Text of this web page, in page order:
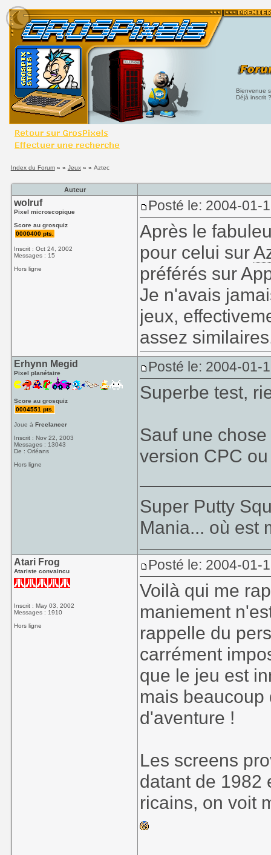
Bienvenue
Déjà inscrit
Index du Forum» » Jeux» » Aztec
Auteur
wolruf
Pixel microscopique
Score au grosquiz
0000400 pts.
Inscrit : Oct 24, 2002
Messages : 15
Hors ligne
Posté le: 2004-01-
Après le
pour celui sur
préférés sur
Je n'avais
jeux,
assez
Erhynn Megid
Pixel planétaire
Score au grosquiz
0004551 pts.
Joue àFreelancer
Inscrit : Nov 22, 2003
Messages : 13043
De : Orléans
Hors ligne
Posté le: 2004-01-
Superbe test,
Sauf une
version CPC
Super Putty
Mania... où est
Atari Frog
Atariste convaincu
Inscrit : May 03, 2002
Messages : 1910
Hors ligne
Posté le: 2004-01-
Voilà qui me
maniement
rappelle du
carrément
que le jeu est
mais
d'aventure !
Les screens
datant de 1982
ricains, on voit